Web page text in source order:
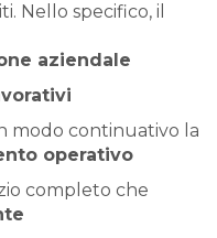
Nello specifico, il
aziendale
modo continuativo la
operativo
completo che